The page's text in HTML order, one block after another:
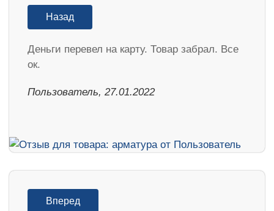
Назад
Деньги перевел на карту. Товар забрал. Все
ок.
Пользователь, 27.01.2022
Вперед